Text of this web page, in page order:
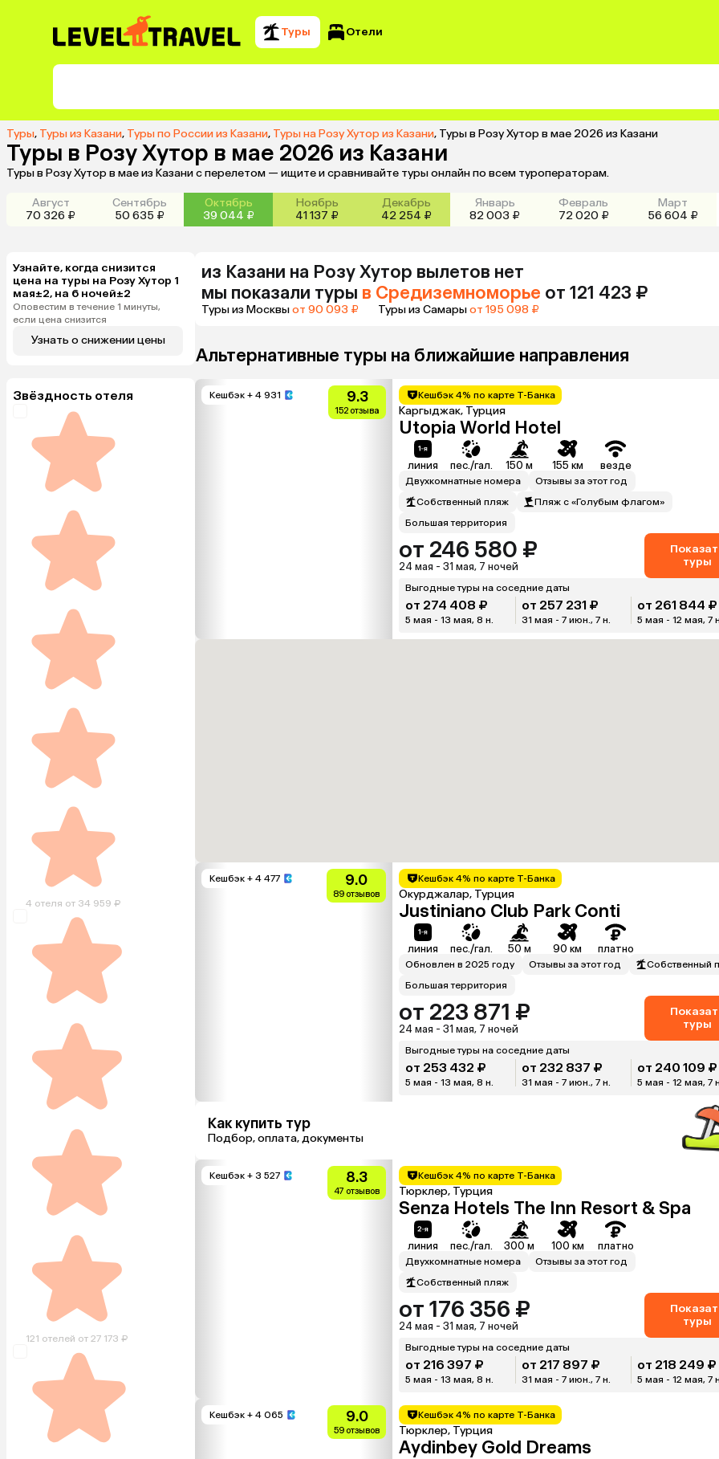
Туры Отели
Туры, Туры из Казани, Туры по России из Казани, Туры на Розу Хутор из Казани, Туры в Розу Хутор в мае 2026 из Казани
Туры в Розу Хутор в мае 2026 из Казани
Туры в Розу Хутор в мае из Казани с перелетом — ищите и сравнивайте туры онлайн по всем туроператорам.
Август
70 326 ₽
Сентябрь
50 635 ₽
Октябрь
39 044 ₽
Ноябрь
41 137 ₽
Декабрь
42 254 ₽
Январь
82 003 ₽
Февраль
72 020 ₽
Март
56 604 ₽
Узнайте, когда снизится
цена на туры на Розу Хутор 1
мая±2, на 6 ночей±2
Оповестим в течение 1 минуты,
если цена снизится
Узнать о снижении цены
Звёздность отеля
4 отеля от 34 959 ₽
121 отелей от 27 173 ₽
из Казани на Розу Хутор вылетов нет
мы показали туры в Средиземноморье от 121 423 ₽
Туры из Москвыот 90 093 ₽ Туры из Самарыот 195 098 ₽
Альтернативные туры на ближайшие направления
Кешбэк + 4 931 9.3
152 отзыва
Кешбэк 4% по карте Т-Банка
Каргыджак, Турция
Utopia World Hotel
линия пес./гал. 150 м 155 км везде
Двухкомнатные номера
Отзывы за этот год
Собственный пляж
Пляж с «Голубым флагом»
Большая территория
от 246 580 ₽
24 мая - 31 мая, 7 ночей
туры
Выгодные туры на соседние даты
от 274 408 ₽
5 мая - 13 мая, 8 н.
от 257 231 ₽
31 мая - 7 июн., 7 н.
от 261 844 ₽
5 мая - 12 мая, 7
Кешбэк + 4 477 9.0
89 отзывов
Кешбэк 4% по карте Т-Банка
Окурджалар, Турция
Justiniano Club Park Conti
линия пес./гал. 50 м 90 км платно
Обновлен в 2025 году Отзывы за этот год
Собственный
Большая территория
от 223 871 ₽
24 мая - 31 мая, 7 ночей
туры
Выгодные туры на соседние даты
от 253 432 ₽
5 мая - 13 мая, 8 н.
от 232 837 ₽
31 мая - 7 июн., 7 н.
от 240 109 ₽
5 мая - 12 мая, 7
Как купить тур
Подбор, оплата, документы
Кешбэк + 3 527 8.3
47 отзывов
Кешбэк 4% по карте Т-Банка
Тюрклер, Турция
Senza Hotels The Inn Resort & Spa
линия пес./гал. 300 м 100 км платно
Двухкомнатные номера
Отзывы за этот год
Собственный пляж
от 176 356 ₽
24 мая - 31 мая, 7 ночей
туры
Выгодные туры на соседние даты
от 216 397 ₽
5 мая - 13 мая, 8 н.
от 217 897 ₽
31 мая - 7 июн., 7 н.
от 218 249 ₽
5 мая - 12 мая, 7
Кешбэк + 4 065 9.0
59 отзывов
Кешбэк 4% по карте Т-Банка
Тюрклер, Турция
Aydinbey Gold Dreams